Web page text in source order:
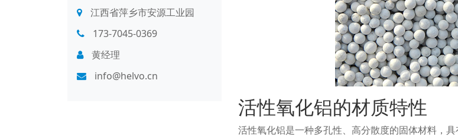
江西省萍乡市安源工业园
173-7045-0369
黄经理
info@helvo.cn
活性氧化铝的材质特性
活性氧化铝是一种多孔性、高分散度的固体材料，